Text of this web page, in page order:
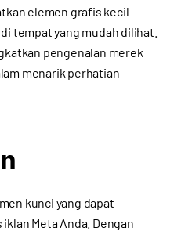
elemen grafis kecil
tempat yang mudah dilihat.
pengenalan merek
menarik perhatian
kunci yang dapat
Meta Anda. Dengan